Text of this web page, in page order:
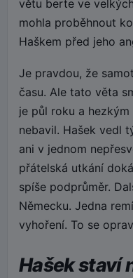
větu berte ve
mohla proběhnout
Haškem před jeho
Je pravdou, že
času. Ale tato věta
je půl roku a
nebavil. Hašek vedl
ani v jednom
přátelská utkání
spíše podprůměr.
Německu. Jedna
vyhoření. To se
Hašek staví